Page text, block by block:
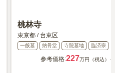
2018年8月 回答
桃林寺
東京都 / 台東区
一般墓 納骨堂 寺院墓地 臨済宗
参考価格:227万円（税込）～